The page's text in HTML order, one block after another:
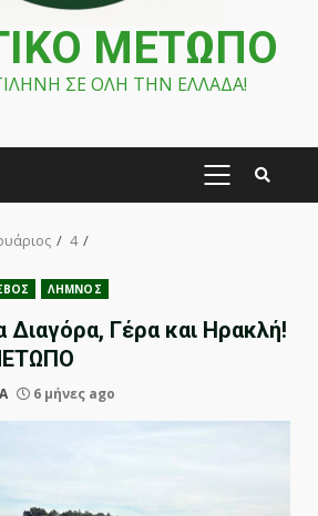
ΜΕΤΩΠΟ
ΣΕ ΟΛΗ ΤΗΝ ΕΛΛΑΔΑ!
PRIMARY
4
ΛΗΜΝΟΣ
Διαγόρα, Γέρα και Ηρακλή!
6 μήνες ago